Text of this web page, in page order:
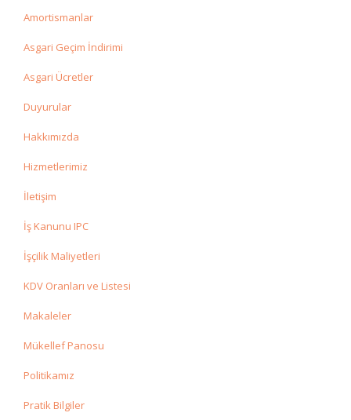
Amortismanlar
Asgari Geçim İndirimi
Asgari Ücretler
Duyurular
Hakkımızda
Hizmetlerimiz
İletişim
İş Kanunu IPC
İşçilik Maliyetleri
KDV Oranları ve Listesi
Makaleler
Mükellef Panosu
Politikamız
Pratik Bilgiler